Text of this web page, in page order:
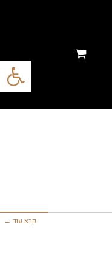
פתח
קרא עוד ←